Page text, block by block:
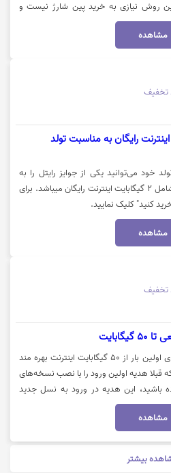
در این روش نیازی به خرید پین شارژ نیست و
با شماره گیری #14*1* و پرداخت با استفاده از کارت بانکی اقدام به
بانوان نمود. جهت اطلاعات بیشتر روی گزینه
مشاهده
تخفیف
رایگان به مناسبت تولد
با وارد کردن کد #232* در روز تولد خود می‎‌توانید یکی از جوایز رایتل را به
دلخواه انتخاب نمایید. این جوایز شامل 2 گیگابایت اینترنت رایگان میباشد. برای
کنید" کلیک نمایید.
مشاهده
تخفیف
با نصب اپلیکیشن ایرانسل من برای اولین بار از 50 گیگابایت اینترنت بهره مند
قبلا هدیه اولین ورود را با نصب نسخه‌های
باشید، این هدیه در ورود به نسل جدید
نمی‌گیرد. جهت کسب اطلاعات بیشتر می
مشاهده
بیشتر